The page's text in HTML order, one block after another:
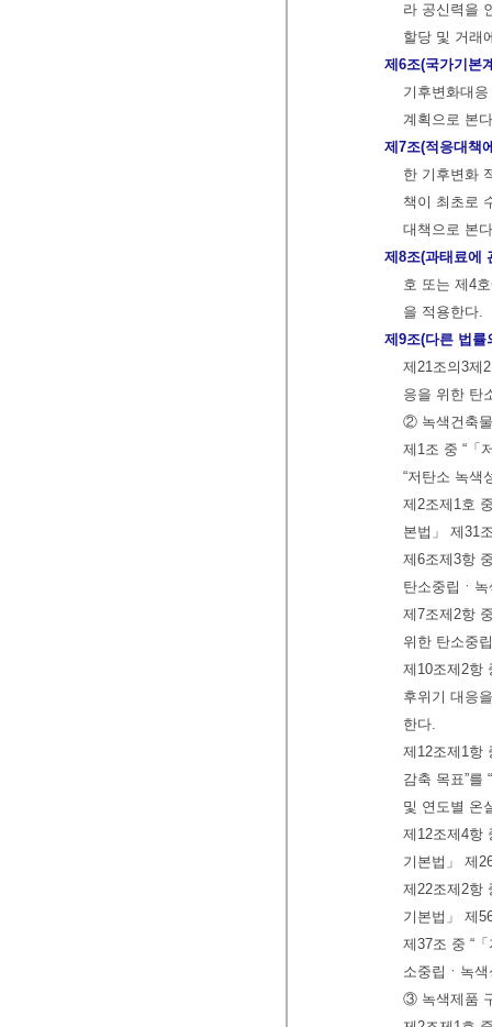
라 공신력을
할당 및 거래
제6조(국가기본
기후변화대
계획으로 본
제7조(적응대책
한 기후변화
책이 최초로
대책으로 본
제8조(과태료에
호 또는 제4
을 적용한다.
제9조(다른 법률
제21조의3제
응을 위한 탄
② 녹색건축
제1조 중 “「
“저탄소 녹색
제2조제1호
본법」 제31
제6조제3항
탄소중립ㆍ
제7조제2항
위한 탄소중
제10조제2항
후위기 대응
한다.
제12조제1항
감축 목표”를
및 연도별 온
제12조제4항
기본법」 제
제22조제2항
기본법」 제
제37조 중 “
소중립ㆍ녹
③ 녹색제품